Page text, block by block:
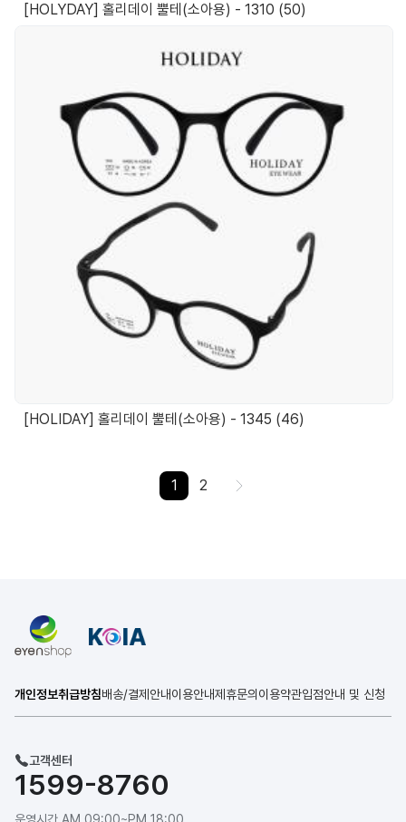
[HOLYDAY] 홀리데이 뿔테(소아용) - 1310 (50)
[HOLIDAY] 홀리데이 뿔테(소아용) - 1345 (46)
1 2 >
개인정보취급방침배송/결제안내이용안내제휴문의 이용약관입점안내 및 신청
고객센터
1599-8760